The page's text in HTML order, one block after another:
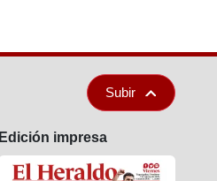
Subir
Edición impresa